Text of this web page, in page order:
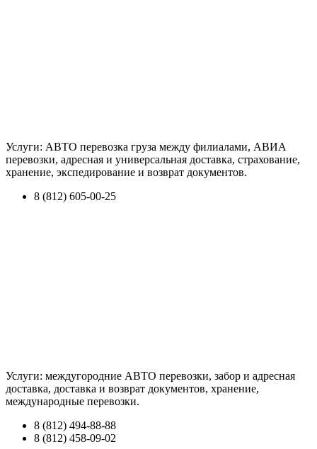
Услуги: АВТО перевозка груза между филиалами, АВИА
перевозки, адресная и универсальная доставка, страхование,
хранение, экспедирование и возврат документов.
8 (812) 605-00-25
Услуги: междугородние АВТО перевозки, забор и адресная
доставка, доставка и возврат документов, хранение,
международные перевозки.
8 (812) 494-88-88
8 (812) 458-09-02